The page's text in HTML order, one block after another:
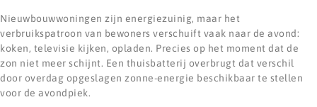
Nieuwbouwwoningen zijn energiezuinig, maar het
verbruikspatroon van bewoners verschuift vaak naar de avond:
koken, televisie kijken, opladen. Precies op het moment dat de
zon niet meer schijnt. Een thuisbatterij overbrugt dat verschil
door overdag opgeslagen zonne-energie beschikbaar te stellen
voor de avondpiek.